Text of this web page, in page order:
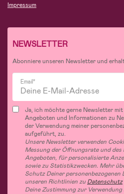
Impressum
NEWSLETTER
Abonniere unseren Newsletter und
Email*
Ja, ich möchte gerne Newsletter
Angeboten und Informationen zu
der Verwendung meiner
aufgeführt, zu.
Unsere Newsletter verwenden
Messung der Öffnungsrate und des
Angeboten, für personalisierte
sowie zu Statistikzwecken. Mehr
Schutz Deiner
unseren Richtlinien zu Datenschutz
Deine Zustimmung zur